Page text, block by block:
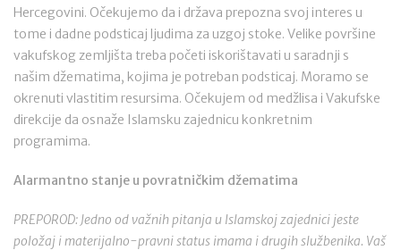
Hercegovini. Očekujemo da i država prepozna svoj interes u
tome i dadne podsticaj ljudima za uzgoj stoke. Velike površine
vakufskog zemljišta treba početi iskorištavati u saradnji s
našim džematima, kojima je potreban podsticaj. Moramo se
okrenuti vlastitim resursima. Očekujem od medžlisa i Vakufske
direkcije da osnaže Islamsku zajednicu konkretnim
programima.
Alarmantno stanje u povratničkim džematima
PREPOROD: Jedno od važnih pitanja u Islamskoj zajednici jeste
položaj i materijalno-pravni status imama i drugih službenika. Vaš